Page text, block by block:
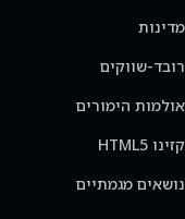
מדינות
רובד-שווקים
אולמות הימורים
קזינו HTML5
נושאים מגמתיים